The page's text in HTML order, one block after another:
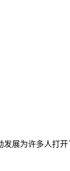
展为许多人打